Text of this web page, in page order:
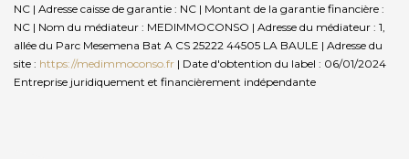
NC | Adresse caisse de garantie : NC | Montant de la garantie financière :
NC | Nom du médiateur : MEDIMMOCONSO | Adresse du médiateur : 1,
allée du Parc Mesemena Bat A CS 25222 44505 LA BAULE | Adresse du
site : https://medimmoconso.fr | Date d'obtention du label : 06/01/2024
Entreprise juridiquement et financièrement indépendante